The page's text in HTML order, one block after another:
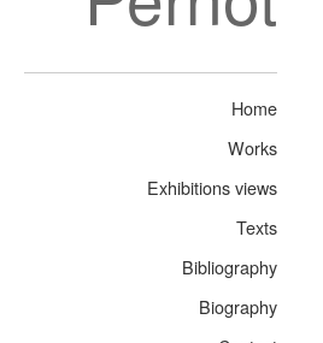
Home
Works
Exhibitions views
Texts
Bibliography
Biography